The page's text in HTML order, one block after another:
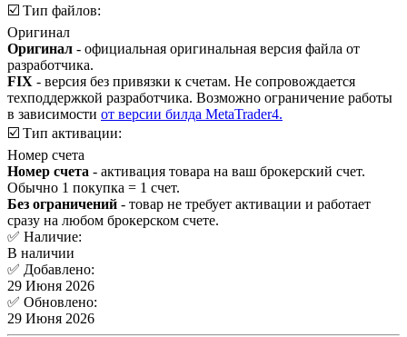
☑️ Тип файлов:
Оригинал
Оригинал - официальная оригинальная версия файла от
разработчика.
FIX - версия без привязки к счетам. Не сопровождается
техподдержкой разработчика. Возможно ограничение работы
в зависимости от версии билда MetaTrader4.
☑️ Тип активации:
Номер счета
Номер счета - активация товара на ваш брокерский счет.
Обычно 1 покупка = 1 счет.
Без ограничений - товар не требует активации и работает
сразу на любом брокерском счете.
✅ Наличие:
В наличии
✅ Добавлено:
29 Июня 2026
✅ Обновлено:
29 Июня 2026